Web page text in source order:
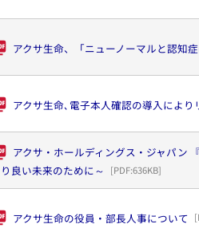
アクサ生命、「ニューノーマルと認知
アクサ生命､電子本人確認の導入によ
アクサ・ホールディングス・ジャパン
り良い未来のために～
[PDF:636KB]
アクサ生命の役員・部長人事について